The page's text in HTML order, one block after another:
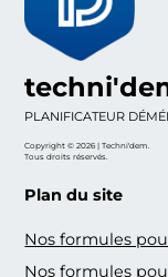
techni'dem
Copyright © 2026 | Techni'dem.
Plan du site